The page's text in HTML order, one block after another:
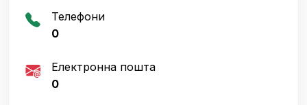
Телефони
0
Електронна пошта
0